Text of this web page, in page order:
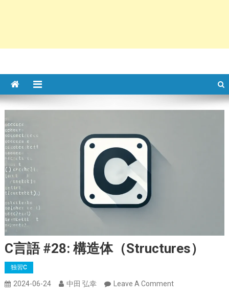
C言語 #28: 構造体（Structures）
独習C
2024-06-24 中田 弘幸 Leave A CommentOn